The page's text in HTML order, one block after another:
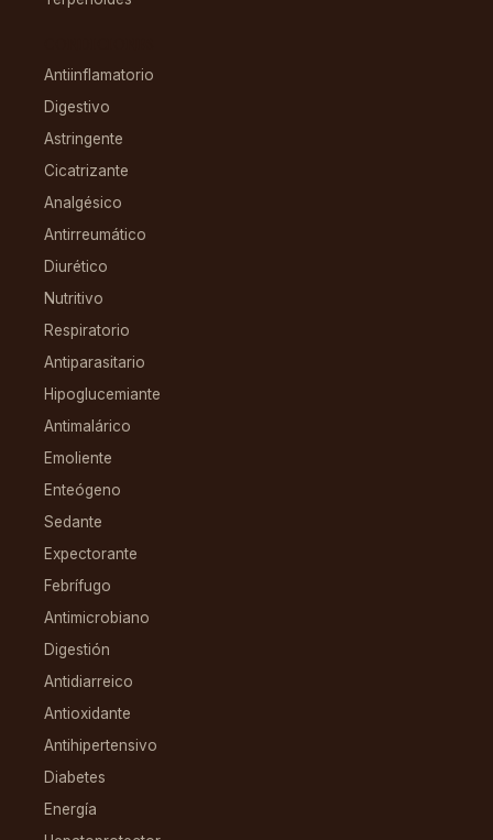
Antiinflamatorio
Digestivo
Astringente
Cicatrizante
Analgésico
Antirreumático
Diurético
Nutritivo
Respiratorio
Antiparasitario
Hipoglucemiante
Antimalárico
Emoliente
Enteógeno
Sedante
Expectorante
Febrífugo
Antimicrobiano
Digestión
Antidiarreico
Antioxidante
Antihipertensivo
Diabetes
Energía